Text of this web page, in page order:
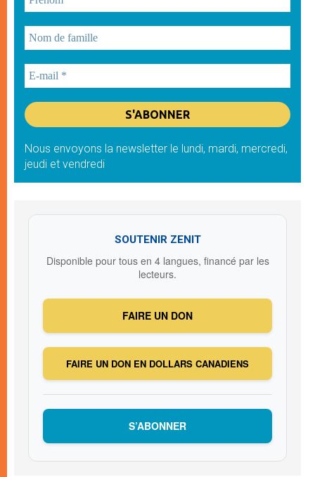
Nous envoyons la newsletter le lundi, mardi, mercredi,
jeudi et vendredi
SOUTENIR ZENIT
Disponible pour tous en 4 langues, financé par les
lecteurs.
FAIRE UN DON
FAIRE UN DON EN DOLLARS CANADIENS
S’ABONNER